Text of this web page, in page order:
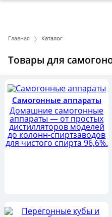
Главная Каталог
Товары для
Самогонные аппараты
Домашние самогонные
аппараты — от простых
дистилляторов моделей
до колонн-спиртзаводов
для чистого спирта 96,6%.